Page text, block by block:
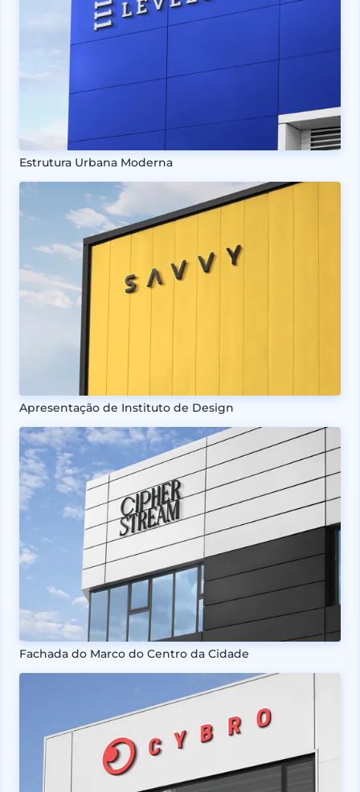
Estrutura Urbana Moderna
Apresentação de Instituto de Design
Fachada do Marco do Centro da Cidade